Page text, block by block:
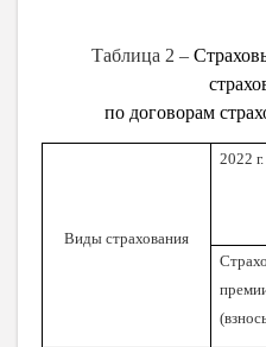
Таблица 2 –
по договорам
Виды страхования
2022 г.